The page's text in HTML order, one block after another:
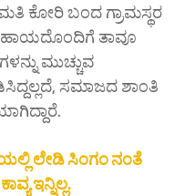
ಕೋರಿ ಬಂದ ಗ್ರಾಮಸ್ಥರ
ತಾವೂ
ಮುಚ್ಚುವ
ಸಮಾಜದ ಶಾಂತಿ
ಲೇಡಿ ಸಿಂಗಂ ನಂತೆ
ಇನ್ನಿಲ್ಲ.